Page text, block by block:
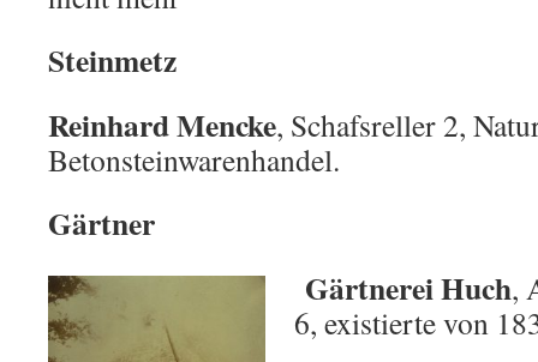
Steinmetz
Reinhard Mencke, Schafsreller 2,
Betonsteinwarenhandel.
Gärtner
Gärtnerei Huch,
6, existierte von